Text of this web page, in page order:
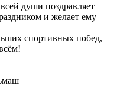
души поздравляет
и желает ему
спортивных побед,